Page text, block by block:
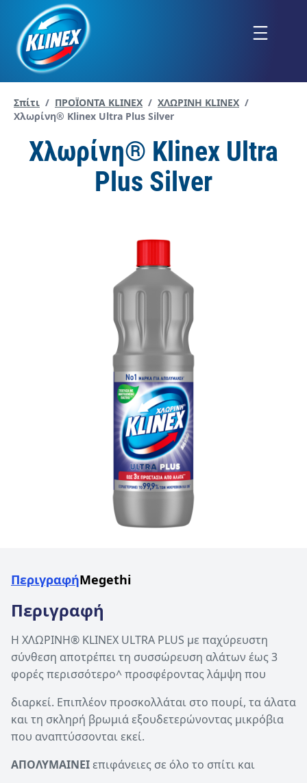
Μετάβαση
περιεχόμενο
Σπίτι / ΠΡΟΪΟΝΤΑ KLINEX / ΧΛΩΡΙΝΗ KLINEX /
Current page:
Χλωρίνη® Klinex Ultra Plus Silver
Χλωρίνη® Klinex Ultra
Plus Silver
ΠεριγραφήMegethi
Περιγραφή
Η ΧΛΩΡΙΝΗ® KLINEX ULTRA PLUS µε παχύρευστη
σύνθεση αποτρέπει τη συσσώρευση αλάτων έως 3
φορές περισσότερο^ προσφέροντας λάµψη που
διαρκεί. Επιπλέον προσκολλάται στο πουρί, τα άλατα
και τη σκληρή βρωµιά εξουδετερώνοντας µικρόβια
που αναπτύσσονται εκεί.
ΑΠΟΛΥΜΑΙΝΕΙεπιφάνειες σε όλο το σπίτι και